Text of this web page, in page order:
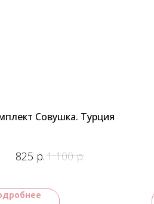
Совушка. Турция
825 р.1 100 р.